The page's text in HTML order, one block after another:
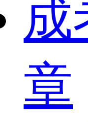
成
章